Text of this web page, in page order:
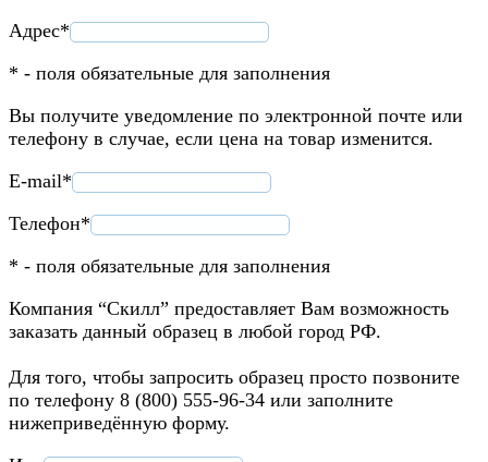
Адрес*
* - поля обязательные для заполнения
Вы получите уведомление по электронной почте или
телефону в случае, если цена на товар изменится.
E-mail*
Телефон*
* - поля обязательные для заполнения
Компания “Скилл” предоставляет Вам возможность
заказать данный образец в любой город РФ.
Для того, чтобы запросить образец просто позвоните
по телефону 8 (800) 555-96-34 или заполните
нижеприведённую форму.